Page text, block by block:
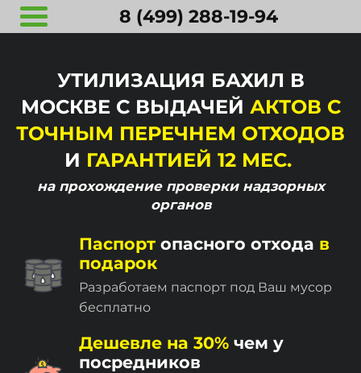
8 (499) 288-19-94
УТИЛИЗАЦИЯ БАХИЛ В
МОСКВЕ С ВЫДАЧЕЙ АКТОВ С
ТОЧНЫМ ПЕРЕЧНЕМ ОТХОДОВ
И ГАРАНТИЕЙ 12 МЕС.
на прохождение проверки надзорных
органов
Паспорт опасного отхода в
подарок
Разработаем паспорт под Ваш мусор
бесплатно
Дешевле на 30% чем у
посредников